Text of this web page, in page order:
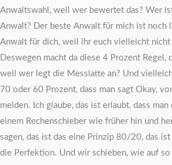
Anwaltswahl, weil wer bewertet das? Wer
Anwalt? Der beste Anwalt für mich ist noch
Anwalt für dich, weil ihr euch vielleicht
Deswegen macht da diese 4 Prozent Regel,
weil wer legt die Messlatte an? Und
70 oder 60 Prozent, dass man sagt Okay,
melden. Ich glaube, das ist erlaubt, dass
einem Rechenschieber wie früher hin und
sagen, das ist das eine Prinzip 80/20, das
die Perfektion. Und wir schieben, wie auf so